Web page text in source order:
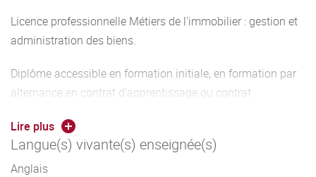
Licence professionnelle Métiers de l'immobilier : gestion et
administration des biens.
Diplôme accessible en formation initiale, en formation par
alternance en contrat d'apprentissage ou contrat
Lire plus
Langue(s) vivante(s) enseignée(s)
Anglais